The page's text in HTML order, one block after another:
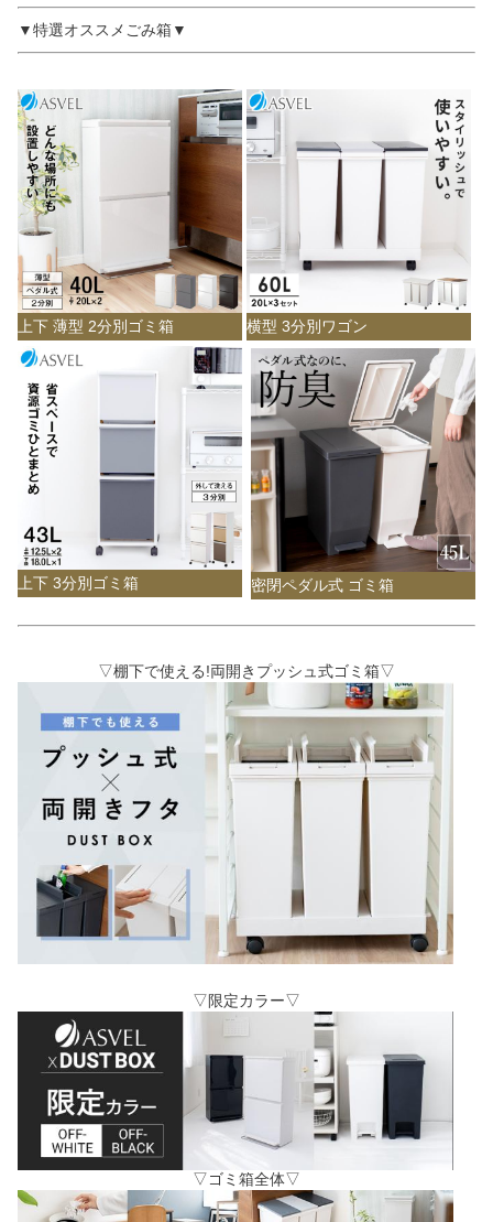
▼特選オススメごみ箱▼
上下 薄型 2分別ゴミ箱 横型 3分別ワゴン
上下 3分別ゴミ箱 密閉ペダル式 ゴミ箱
▽棚下で使える!両開きプッシュ式ゴミ箱▽
▽限定カラー▽
▽ゴミ箱全体▽